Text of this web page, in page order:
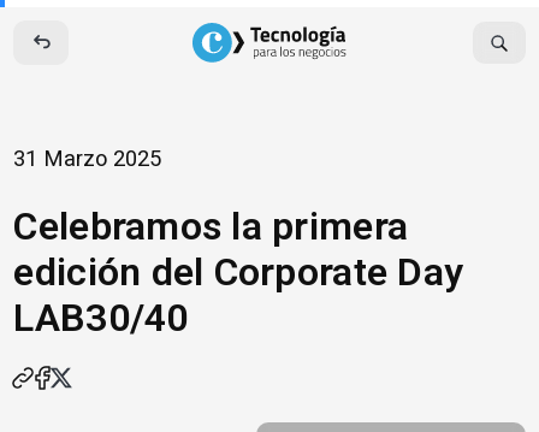
Skip
content
31 Marzo 2025
Celebramos la primera
edición del Corporate Day
LAB30/40